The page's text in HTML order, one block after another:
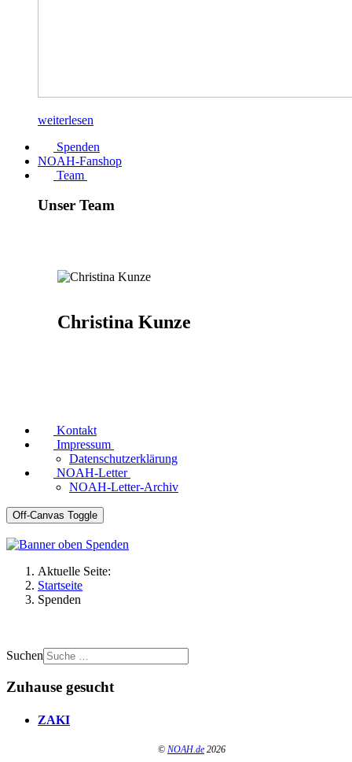
weiterlesen
Spenden
NOAH-Fanshop
Team
Unser Team
Christina Kunze
Kontakt
Impressum
Datenschutzerklärung
NOAH-Letter
NOAH-Letter-Archiv
Off-Canvas Toggle
Aktuelle Seite:
Startseite
Spenden
Suchen
Zuhause gesucht
ZAKI
© NOAH.de 2026